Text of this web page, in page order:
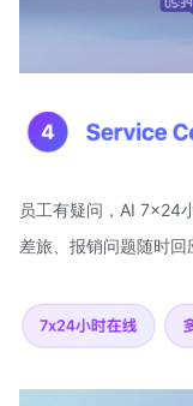
员工有疑问，AI 7x24
差旅、报销问题随时回